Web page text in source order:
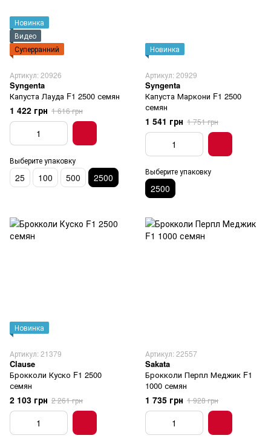
Новинка
Видео
Суперранний
Артикул: 20926
Syngenta
Капуста Лауда F1 2500 семян
1 422 грн 1 616 грн
Выберите упаковку
25 100 500 2500
Новинка
Артикул: 20929
Syngenta
Капуста Маркони F1 2500
семян
1 541 грн 1 751 грн
Выберите упаковку
2500
Новинка
Артикул: 21379
Clause
Брокколи Куско F1 2500
семян
2 103 грн 2 261 грн
Артикул: 22557
Sakata
Брокколи Перпл Меджик F1
1000 семян
1 735 грн 1 928 грн